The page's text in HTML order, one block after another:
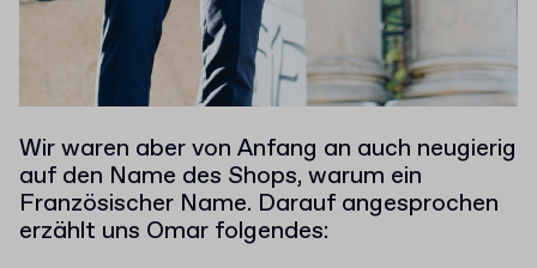
Wir waren aber von Anfang an auch neugierig
auf den Name des Shops, warum ein
Französischer Name. Darauf angesprochen
erzählt uns Omar folgendes: